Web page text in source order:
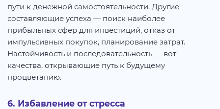
пути к денежной самостоятельности. Другие
составляющие успеха — поиск наиболее
прибыльных сфер для инвестиций, отказ от
импульсивных покупок, планирование затрат.
Настойчивость и последовательность — вот
качества, открывающие путь к будущему
процветанию.
6. Избавление от стресса